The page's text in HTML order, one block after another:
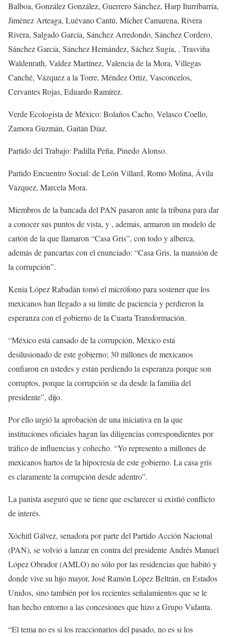
Balboa, González González, Guerrero Sánchez, Harp Iturribarría,
Jiménez Arteaga, Luévano Cantú, Mícher Camarena, Rivera
Rivera, Salgado García, Sánchez Arredondo, Sánchez Cordero,
Sánchez García, Sánchez Hernández, Sáchez Sugía, , Trasviña
Waldenrath, Valdez Martínez, Valencia de la Mora, Villegas
Canché, Vázquez a la Torre, Méndez Ortiz, Vasconcelos,
Cervantes Rojas, Eduardo Ramírez.
Verde Ecologista de México: Bolaños Cacho, Velasco Coello,
Zamora Guzmán, Gaitán Díaz.
Partido del Trabajo: Padilla Peña, Pinedo Alonso.
Partido Encuentro Social: de León Villard, Romo Molina, Ávila
Vázquez, Marcela Mora.
Miembros de la bancada del PAN pasaron ante la tribuna para dar
a conocer sus puntos de vista, y , además, armaron un modelo de
cartón de la que llamaron “Casa Gris”, con todo y alberca,
además de pancartas con el enunciado: “Casa Gris, la mansión de
la corrupción”.
Kenia López Rabadán tomó el micrófono para sostener que los
mexicanos han llegado a su límite de paciencia y perdieron la
esperanza con el gobierno de la Cuarta Transformación.
“México está cansado de la corrupción, México está
desilusionado de este gobierno; 30 millones de mexicanos
confiaron en ustedes y están perdiendo la esperanza porque son
corruptos, porque la corrupción se da desde la familia del
presidente”, dijo.
Por ello urgió la aprobación de una iniciativa en la que
instituciones oficiales hagan las diligencias correspondientes por
tráfico de influencias y cohecho. “Yo represento a millones de
mexicanos hartos de la hipocresía de este gobierno. La casa gris
es claramente la corrupción desde adentro”.
La panista aseguró que se tiene que esclarecer si existió conflicto
de interés.
Xóchitl Gálvez, senadora por parte del Partido Acción Nacional
(PAN), se volvió a lanzar en contra del presidente Andrés Manuel
López Obrador (AMLO) no sólo por las residencias que habitó y
donde vive su hijo mayor, José Ramón López Beltrán, en Estados
Unidos, sino también por los recientes señalamientos que se le
han hecho entorno a las concesiones que hizo a Grupo Vidanta.
“El tema no es si los reaccionarios del pasado, no es si los